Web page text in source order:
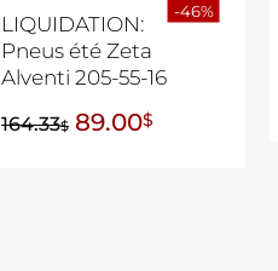
LIQUIDATION:
Pneus été Zeta
Alventi 205-55-16
164.33$ 89.00$
-46%